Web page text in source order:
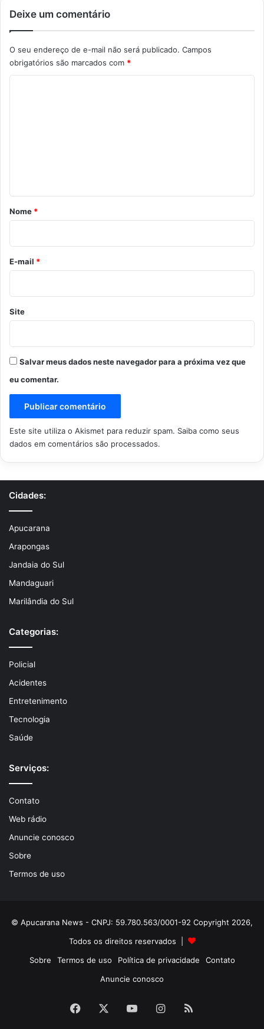
Deixe um comentário
O seu endereço de e-mail não será publicado. Campos
obrigatórios são marcados com *
r
o
*
Nome *
E-mail *
Site
Salvar meus dados neste navegador para a próxima vez que
eu comentar.
Este site utiliza o Akismet para reduzir spam. Saiba como seus
dados em comentários são processados.
Cidades:
Apucarana
Arapongas
Jandaia do Sul
Mandaguari
Marilândia do Sul
Categorias:
Policial
Acidentes
Entretenimento
Tecnologia
Saúde
Serviços:
Contato
Web rádio
Anuncie conosco
Sobre
Termos de uso
© Apucarana News - CNPJ: 59.780.563/0001-92 Copyright 2026,
Todos os direitos reservados |
Sobre
Termos de uso Política de privacidade
Contato
Anuncie conosco
Facebook YouTubeInstagram
RSS